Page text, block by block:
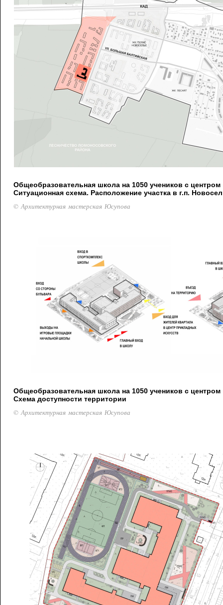
Общеобразовательная школа на 1050 учеников с центром
Ситуационная схема. Расположение участка в г.п.
© Архитектурная мастерская Юсупова
Общеобразовательная школа на 1050 учеников с центром
Схема доступности территории
© Архитектурная мастерская Юсупова